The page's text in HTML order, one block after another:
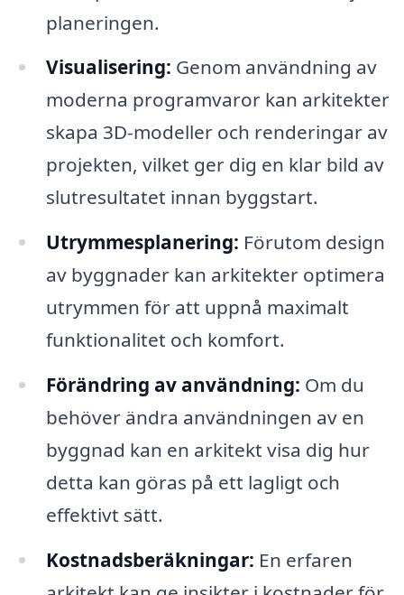
planeringen.
Visualisering: Genom användning av
moderna programvaror kan arkitekter
skapa 3D-modeller och renderingar av
projekten, vilket ger dig en klar bild av
slutresultatet innan byggstart.
Utrymmesplanering: Förutom design
av byggnader kan arkitekter optimera
utrymmen för att uppnå maximalt
funktionalitet och komfort.
Förändring av användning: Om du
behöver ändra användningen av en
byggnad kan en arkitekt visa dig hur
detta kan göras på ett lagligt och
effektivt sätt.
Kostnadsberäkningar: En erfaren